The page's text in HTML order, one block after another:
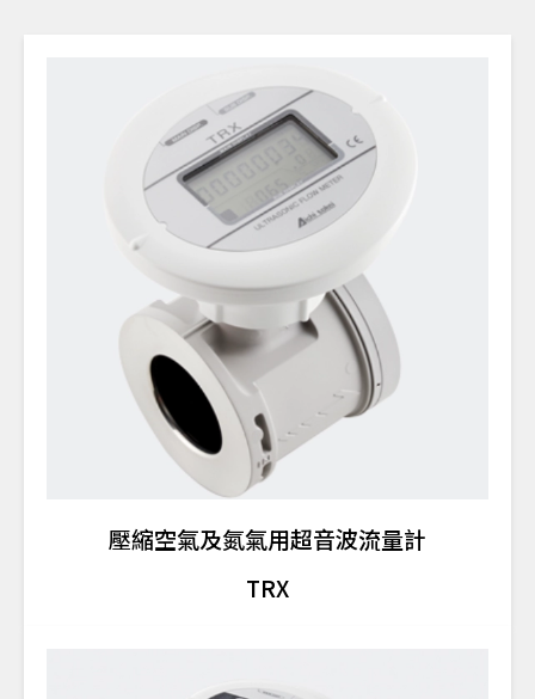
壓縮空氣及氮氣用超音波流量計
TRX